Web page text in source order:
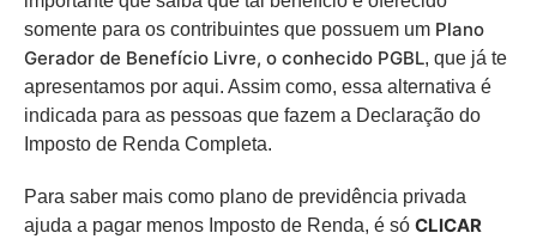
somente para os contribuintes que possuem um Plano
Gerador de Benefício Livre, o conhecido PGBL, que já te
apresentamos por aqui. Assim como, essa alternativa é
indicada para as pessoas que fazem a Declaração do
Imposto de Renda Completa.
Para saber mais como plano de previdência privada
ajuda a pagar menos Imposto de Renda, é só CLICAR